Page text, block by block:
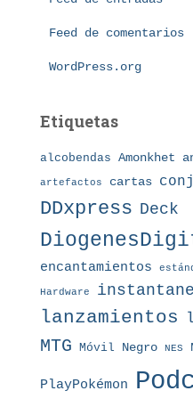
Feed de comentarios
WordPress.org
Etiquetas
alcobendas Amonkhet
artefactos cartas
DDxpress Deck
encantamientos
Hardware
lanzamientos
MTG Móvil Negro NES
PlayPokémon